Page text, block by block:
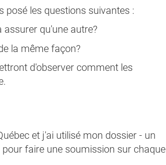
posé les questions suivantes :
assurer qu'une autre?
la même façon?
d'observer comment les
et j'ai utilisé mon dossier - un
faire une soumission sur chaque